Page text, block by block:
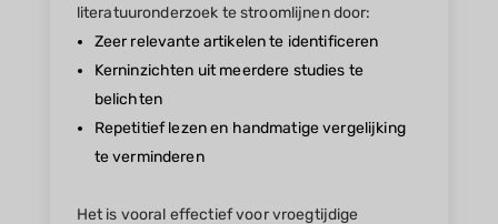
literatuuronderzoek te stroomlijnen door:
Zeer relevante artikelen te identificeren
Kerninzichten uit meerdere studies te
belichten
Repetitief lezen en handmatige vergelijking
te verminderen
Het is vooral effectief voor vroegtijdige